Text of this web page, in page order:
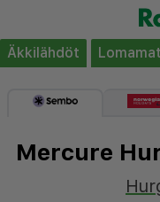
Äkkilähdöt
Mercure